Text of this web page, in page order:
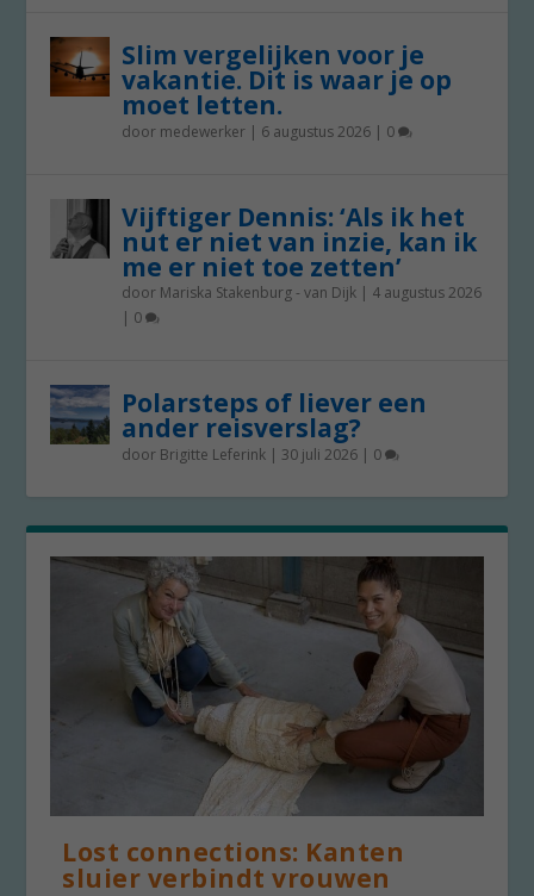
Slim vergelijken voor je
vakantie. Dit is waar je op
moet letten.
door medewerker | 6 augustus 2026 | 0
Vijftiger Dennis: ‘Als ik het
nut er niet van inzie, kan ik
me er niet toe zetten’
door Mariska Stakenburg - van Dijk | 4 augustus 2026
| 0
Polarsteps of liever een
ander reisverslag?
door Brigitte Leferink | 30 juli 2026 | 0
Lost connections: Kanten
sluier verbindt vrouwen